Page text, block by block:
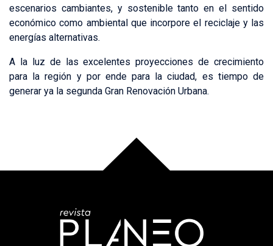
escenarios cambiantes, y sostenible tanto en el sentido
económico como ambiental que incorpore el reciclaje y las
energías alternativas.
A la luz de las excelentes proyecciones de crecimiento
para la región y por ende para la ciudad, es tiempo de
generar ya la segunda Gran Renovación Urbana.